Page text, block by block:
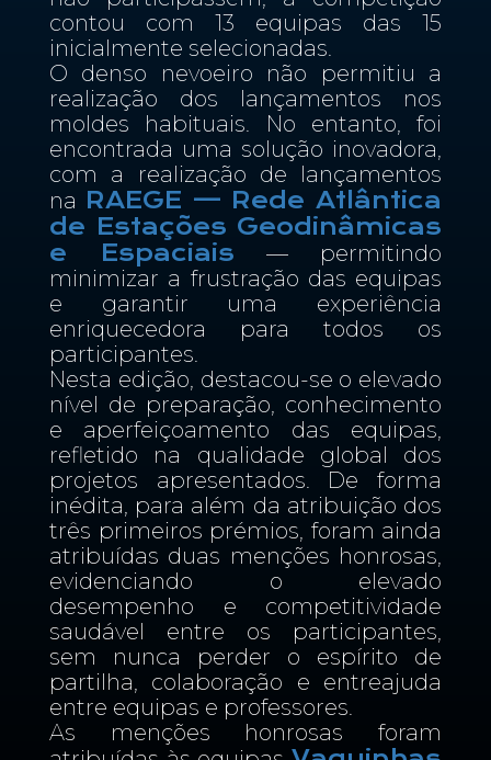
contou com 13 equipas das 15
inicialmente selecionadas.
O denso nevoeiro não permitiu a
realização dos lançamentos nos
moldes habituais. No entanto, foi
encontrada uma solução inovadora,
com a realização de lançamentos
na RAEGE — Rede Atlântica
de Estações Geodinâmicas
e Espaciais — permitindo
minimizar a frustração das equipas
e garantir uma experiência
enriquecedora para todos os
participantes.
Nesta edição, destacou-se o elevado
nível de preparação, conhecimento
e aperfeiçoamento das equipas,
refletido na qualidade global dos
projetos apresentados. De forma
inédita, para além da atribuição dos
três primeiros prémios, foram ainda
atribuídas duas menções honrosas,
evidenciando o elevado
desempenho e competitividade
saudável entre os participantes,
sem nunca perder o espírito de
partilha, colaboração e entreajuda
entre equipas e professores.
As menções honrosas foram